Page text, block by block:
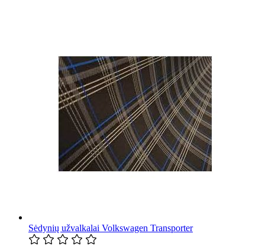
Sėdynių užvalkalai Volkswagen Transporter